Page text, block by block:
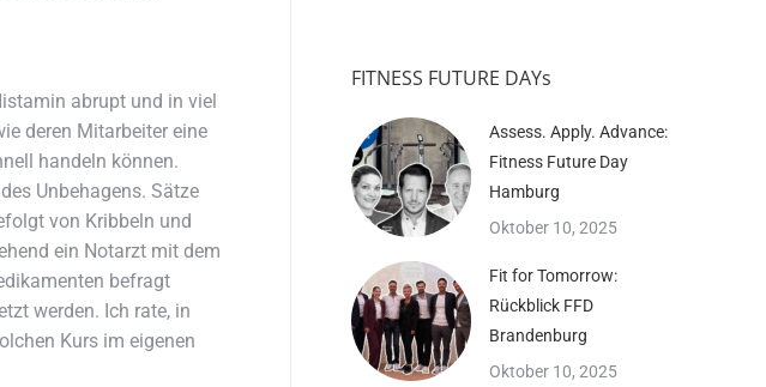
abrupt und in viel
deren Mitarbeiter eine
handeln können.
Unbehagens. Sätze
von Kribbeln und
ein Notarzt mit dem
befragt
werden. Ich rate, in
Kurs im eigenen
FITNESS FUTURE DAYs
Assess. Apply. Advance:
Fitness Future Day
Hamburg
Oktober 10, 2025
Fit for Tomorrow:
Rückblick FFD
Brandenburg
Oktober 10, 2025